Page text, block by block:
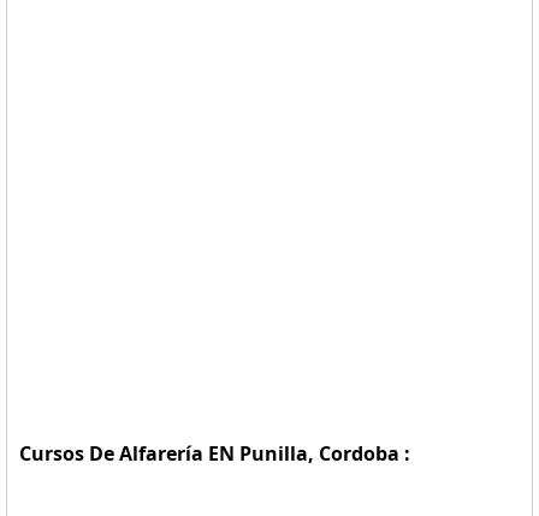
Cursos De Alfarería EN Punilla, Cordoba :